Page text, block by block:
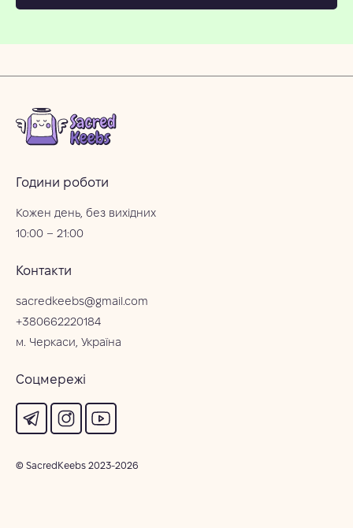
Години роботи
Кожен день, без вихідних
10:00 – 21:00
Контакти
sacredkeebs@gmail.com
+380662220184
м. Черкаси, Україна
Соцмережі
© SacredKeebs 2023-2026